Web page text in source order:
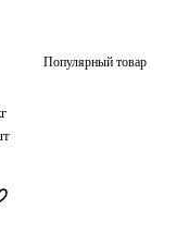
Популярный товар